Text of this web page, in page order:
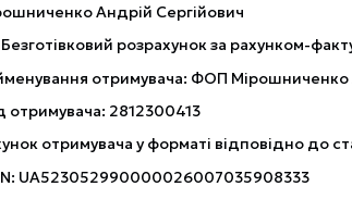
Андрій Сергійович
Безготівковий розрахунок за рахунком-
отримувача: ФОП Мірошниченко
отримувача: 2812300413
отримувача у форматі відповідно до
UA523052990000026007035908333